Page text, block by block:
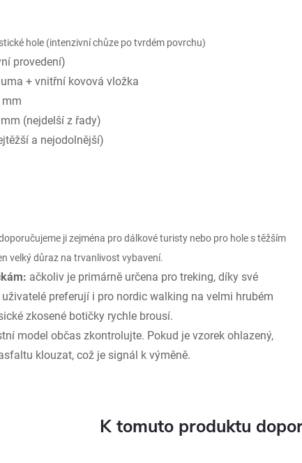
hole (intenzivní chůze po tvrdém povrchu)
provedení)
+ vnitřní kovová vložka
mm
(nejdelší z řady)
a nejodolnější)
ji zejména pro dálkové turisty nebo pro hole s těžším
velký důraz na trvanlivost vybavení.
ačkoliv je primárně určena pro treking, díky své
preferují i pro nordic walking na velmi hrubém
zkosené botičky rychle brousí.
model občas zkontrolujte. Pokud je vzorek ohlazený,
klouzat, což je signál k výměně.
K tomuto produktu